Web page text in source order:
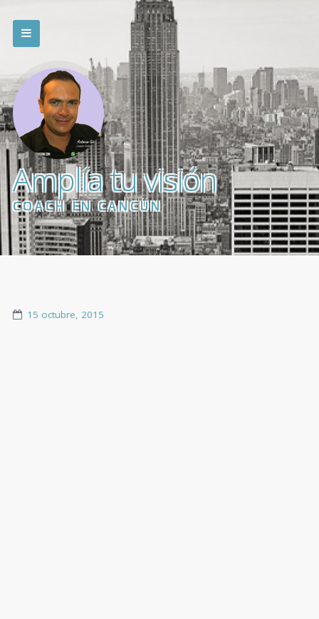
Amplía tu visión
COACH EN CANCÚN
15 octubre, 2015